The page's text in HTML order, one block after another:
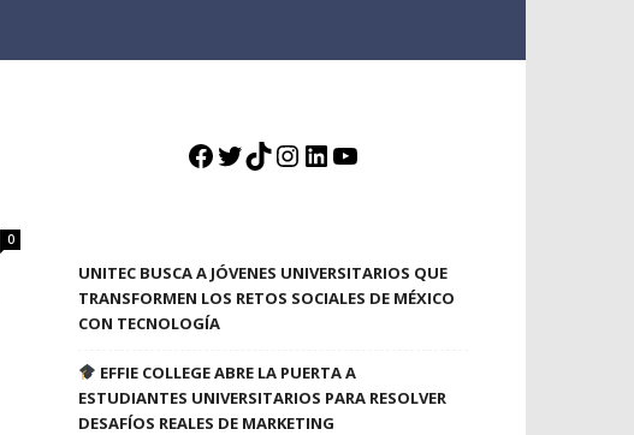
0
Facebook
Twitter
TikTok
Instagram
LinkedIn
YouTube
UNITEC BUSCA A JÓVENES UNIVERSITARIOS QUE
TRANSFORMEN LOS RETOS SOCIALES DE MÉXICO
CON TECNOLOGÍA
EFFIE COLLEGE ABRE LA PUERTA A
ESTUDIANTES UNIVERSITARIOS PARA RESOLVER
DESAFÍOS REALES DE MARKETING